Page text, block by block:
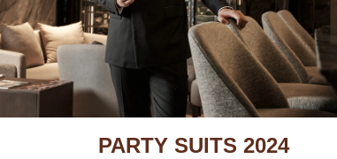
PARTY SUITS 2024